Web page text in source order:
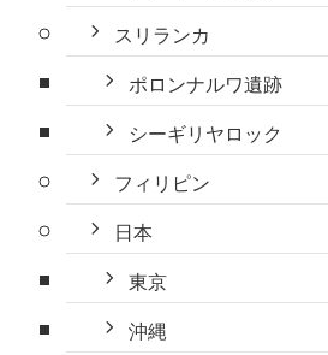
スリランカ
ポロンナルワ遺跡
シーギリヤロック
フィリピン
日本
東京
沖縄